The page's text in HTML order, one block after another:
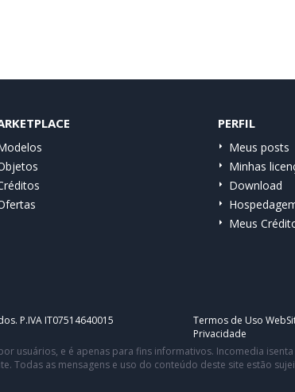
PERFIL
Meus posts
Minhas
Download
Meus
P.IVA IT07514640015 Termos de Uso
Privacidade
usuários, e é apenas para fins informativos. Incomedia
Todas as mensagens e uso do conteúdo deste site estão